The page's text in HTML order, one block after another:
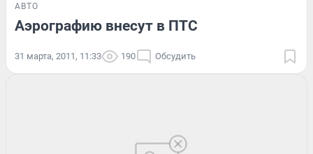
АВТО
Аэрографию внесут в ПТС
31 марта, 2011, 11:33 190 Обсудить